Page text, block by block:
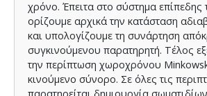
χρόνο. Έπειτα στο σύστημα επίπεδης
ορίζουμε αρχικά την κατάσταση
και υπολογίζουμε τη συνάρτηση
συγκινούμενου παρατηρητή. Τέλος
την περίπτωση χωροχρόνου
κινούμενο σύνορο. Σε όλες τις